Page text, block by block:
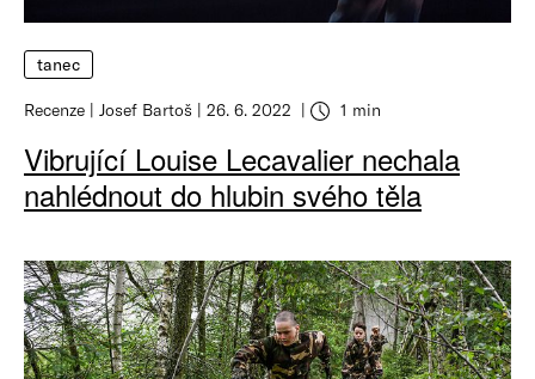
tanec
Recenze Josef Bartoš 26. 6. 2022 1 min
Vibrující Louise Lecavalier nechala
nahlédnout do hlubin svého těla